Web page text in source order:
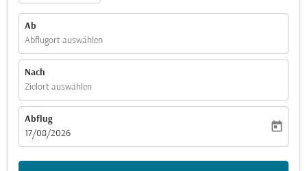
Ab
Abflugort auswählen
Nach
Zielort auswählen
Abflug
fc-booking-departure-date-aria-label
17/08/2026
today